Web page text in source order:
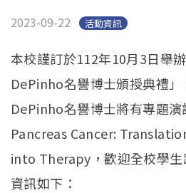
2023-09-22 活動資訊
本校謹訂於112年10月3日舉
DePinho名譽博士頒授典禮
DePinho名譽博士將有專題演
Pancreas Cancer:
into Therapy，歡迎全校學生
資訊如下：